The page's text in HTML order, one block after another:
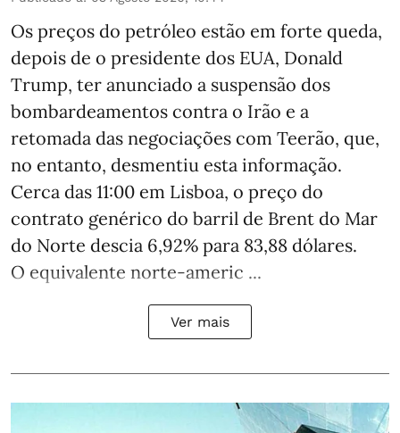
Os preços do petróleo estão em forte queda,
depois de o presidente dos EUA, Donald
Trump, ter anunciado a suspensão dos
bombardeamentos contra o Irão e a
retomada das negociações com Teerão, que,
no entanto, desmentiu esta informação.
Cerca das 11:00 em Lisboa, o preço do
contrato genérico do barril de Brent do Mar
do Norte descia 6,92% para 83,88 dólares.
O equivalente norte-americ ...
Ver mais